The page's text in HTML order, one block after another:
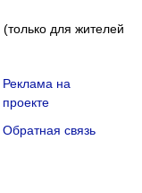
(только для жителей
Реклама на
проекте
Обратная связь